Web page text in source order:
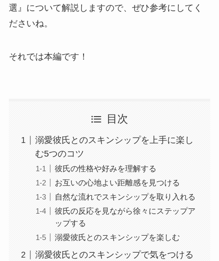
選』について解説しますので、ぜひ参考にしてく
ださいね。
それでは本編です！
目次
溺愛彼氏とのスキンシップを上手に楽し
む5つのコツ
彼氏の性格や好みを理解する
お互いの心地よい距離感を見つける
自然な流れでスキンシップを取り入れる
彼氏の反応を見ながら徐々にステップア
ップする
溺愛彼氏とのスキンシップを楽しむ
溺愛彼氏とのスキンシップで気をつける